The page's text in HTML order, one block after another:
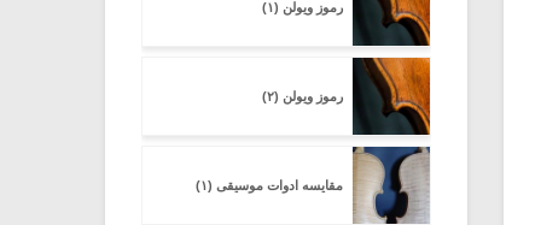
رموز ویولن (۱)
رموز ویولن (۲)
مقایسه ادوات موسیقی (۱)